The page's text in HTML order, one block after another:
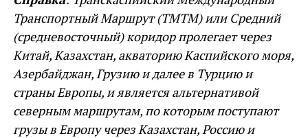
Транспортный Маршрут (ТМТМ) или Средний
(средневосточный) коридор пролегает через
Китай, Казахстан, акваторию Каспийского моря,
Азербайджан, Грузию и далее в Турцию и
страны Европы, и является альтернативой
северным маршрутам, по которым поступают
грузы в Европу через Казахстан, Россию и